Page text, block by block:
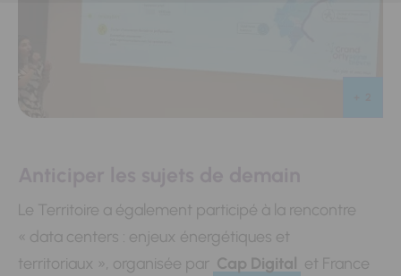
Le Territoire a également participé à la rencontre
« data centers : enjeux énergétiques et
territoriaux », organisée par Cap Digital et France